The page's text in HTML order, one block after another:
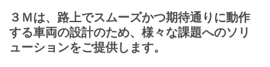
３Ｍは、路上でスムーズかつ期待通りに動作
する車両の設計のため、様々な課題へのソリ
ューションをご提供します。